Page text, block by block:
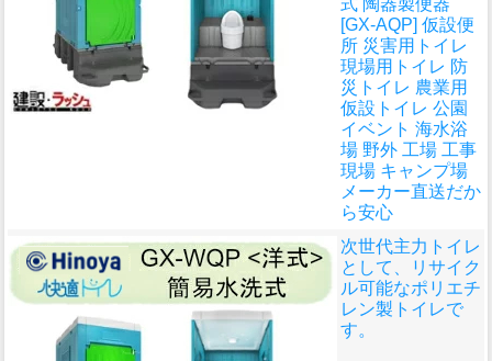
式 陶器製便器
[GX-AQP] 仮設便
所 災害用トイレ
現場用トイレ 防
災トイレ 農業用
仮設トイレ 公園
イベント 海水浴
場 野外 工場 工事
現場 キャンプ場
メーカー直送だか
ら安心
次世代主力トイレ
として、リサイク
ル可能なポリエチ
レン製トイレで
す。